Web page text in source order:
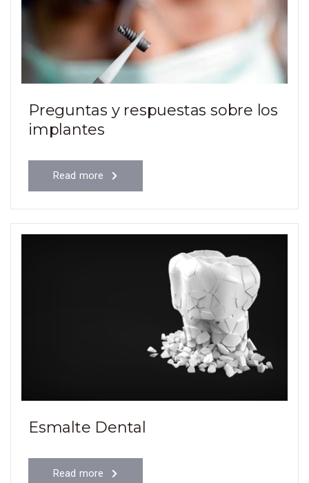
Preguntas y respuestas sobre los
implantes
Read more
Esmalte Dental
Read more